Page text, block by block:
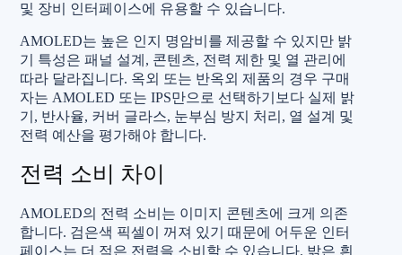
및 장비 인터페이스에 유용할 수 있습니다.
AMOLED는 높은 인지 명암비를 제공할 수 있지만 밝
기 특성은 패널 설계, 콘텐츠, 전력 제한 및 열 관리에
따라 달라집니다. 옥외 또는 반옥외 제품의 경우 구매
자는 AMOLED 또는 IPS만으로 선택하기보다 실제 밝
기, 반사율, 커버 글라스, 눈부심 방지 처리, 열 설계 및
전력 예산을 평가해야 합니다.
전력 소비 차이
AMOLED의 전력 소비는 이미지 콘텐츠에 크게 의존
합니다. 검은색 픽셀이 꺼져 있기 때문에 어두운 인터
페이스는 더 적은 전력을 소비할 수 있습니다. 밝은 흰